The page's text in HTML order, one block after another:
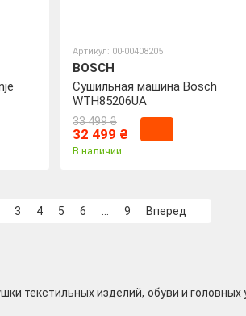
текстильных изделий, обуви и
Артикул: 00-00408205
BOSCH
Сушильная машина Bosch
WTH85206UA
33 499 ₴
32 499 ₴
В наличии
3 4 5 6 9 Вперед